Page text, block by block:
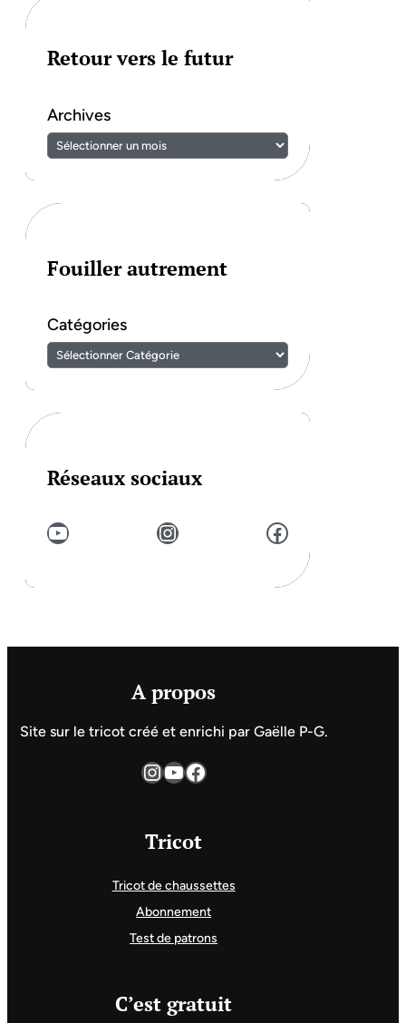
Retour vers le futur
Archives
Fouiller autrement
Catégories
Réseaux sociaux
YouTube Instagram Facebook
A propos
Site sur le tricot créé et enrichi par Gaëlle P-G.
InstagramYouTube Facebook
Tricot
Tricot de chaussettes
Abonnement
Test de patrons
C’est gratuit